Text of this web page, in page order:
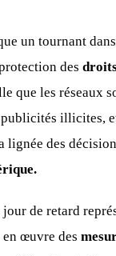
un tournant
des
que les réseaux
illicites,
des
de retard
œuvre des